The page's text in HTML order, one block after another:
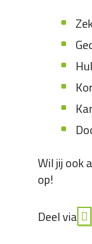
Wil jij ook
op!
Deel via